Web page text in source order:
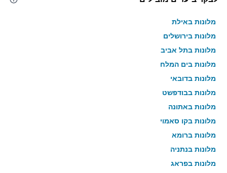
מלונות באילת
מלונות בירושלים
מלונות בתל אביב
מלונות בים המלח
מלונות בדובאי
מלונות בבודפשט
מלונות באתונה
מלונות בקו סאמוי
מלונות ברומא
מלונות בנתניה
מלונות בפראג